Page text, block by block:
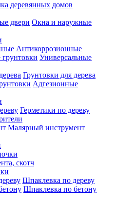
деревянных домов
Окна и наружные
Антикоррозионные
Универсальные
Грунтовки для дерева
Адгезионные
Герметики по дереву
Малярный инструмент
скотч
Шпаклевка по дереву
Шпаклевка по бетону